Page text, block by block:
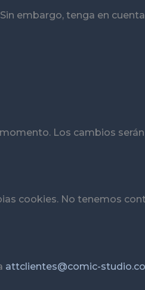
embargo, tenga en
Los cambios
cookies. No tenemos
attclientes@comic-